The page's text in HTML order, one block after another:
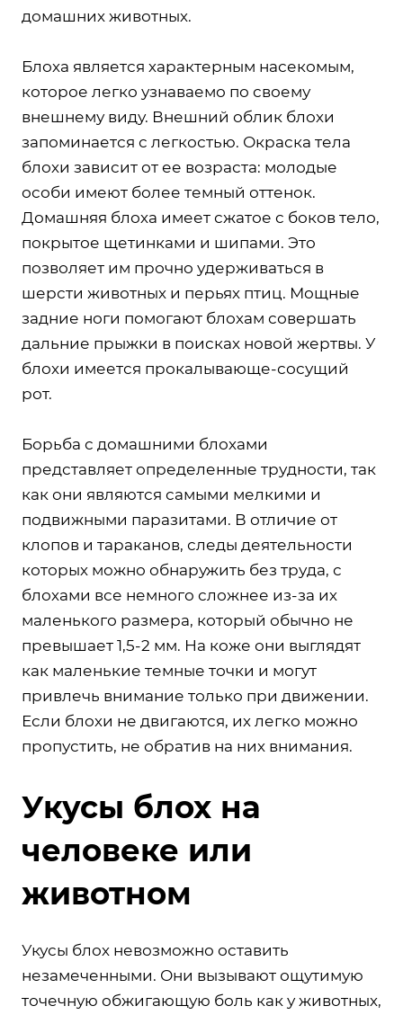
домашних животных.
Блоха является характерным насекомым,
которое легко узнаваемо по своему
внешнему виду. Внешний облик блохи
запоминается с легкостью. Окраска тела
блохи зависит от ее возраста: молодые
особи имеют более темный оттенок.
Домашняя блоха имеет сжатое с боков тело,
покрытое щетинками и шипами. Это
позволяет им прочно удерживаться в
шерсти животных и перьях птиц. Мощные
задние ноги помогают блохам совершать
дальние прыжки в поисках новой жертвы. У
блохи имеется прокалывающе-сосущий
рот.
Борьба с домашними блохами
представляет определенные трудности, так
как они являются самыми мелкими и
подвижными паразитами. В отличие от
клопов и тараканов, следы деятельности
которых можно обнаружить без труда, с
блохами все немного сложнее из-за их
маленького размера, который обычно не
превышает 1,5-2 мм. На коже они выглядят
как маленькие темные точки и могут
привлечь внимание только при движении.
Если блохи не двигаются, их легко можно
пропустить, не обратив на них внимания.
Укусы блох на
человеке или
животном
Укусы блох невозможно оставить
незамеченными. Они вызывают ощутимую
точечную обжигающую боль как у животных,